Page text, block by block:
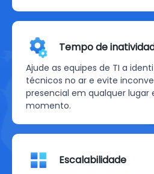
Tempo de
Ajude as equipes de TI a
técnicos no ar e evite
presencial em qualquer lugar
momento.
Escalabilidade